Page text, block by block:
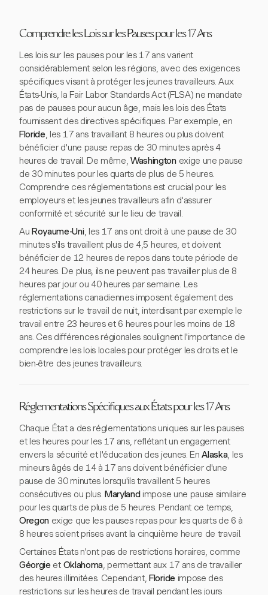
Comprendre les Lois sur les Pauses pour les 17 Ans
Les lois sur les pauses pour les 17 ans varient
considérablement selon les régions, avec des exigences
spécifiques visant à protéger les jeunes travailleurs. Aux
États-Unis, la Fair Labor Standards Act (FLSA) ne mandate
pas de pauses pour aucun âge, mais les lois des États
fournissent des directives spécifiques. Par exemple, en
Floride, les 17 ans travaillant 8 heures ou plus doivent
bénéficier d'une pause repas de 30 minutes après 4
heures de travail. De même,Washingtonexige une pause
de 30 minutes pour les quarts de plus de 5 heures.
Comprendre ces réglementations est crucial pour les
employeurs et les jeunes travailleurs afin d'assurer
conformité et sécurité sur le lieu de travail.
AuRoyaume-Uni, les 17 ans ont droit à une pause de 30
minutes s'ils travaillent plus de 4,5 heures, et doivent
bénéficier de 12 heures de repos dans toute période de
24 heures. De plus, ils ne peuvent pas travailler plus de 8
heures par jour ou 40 heures par semaine. Les
réglementations canadiennes imposent également des
restrictions sur le travail de nuit, interdisant par exemple le
travail entre 23 heures et 6 heures pour les moins de 18
ans. Ces différences régionales soulignent l'importance de
comprendre les lois locales pour protéger les droits et le
bien-être des jeunes travailleurs.
Réglementations Spécifiques aux États pour les 17 Ans
Chaque État a des réglementations uniques sur les pauses
et les heures pour les 17 ans, reflétant un engagement
envers la sécurité et l'éducation des jeunes. EnAlaska, les
mineurs âgés de 14 à 17 ans doivent bénéficier d'une
pause de 30 minutes lorsqu'ils travaillent 5 heures
consécutives ou plus. Marylandimpose une pause similaire
pour les quarts de plus de 5 heures. Pendant ce temps,
Oregon exige que les pauses repas pour les quarts de 6 à
8 heures soient prises avant la cinquième heure de travail.
Certaines États n'ont pas de restrictions horaires, comme
Géorgieet Oklahoma, permettant aux 17 ans de travailler
des heures illimitées. Cependant,Florideimpose des
restrictions sur les heures de travail pendant les jours